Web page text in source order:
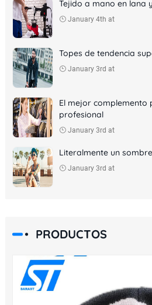
Tejido a mano en lana
January 4th at
Topes de tendencia
January 3rd at
El mejor complemento
profesional
January 3rd at
Literalmente un
January 3rd at
PRODUCTOS